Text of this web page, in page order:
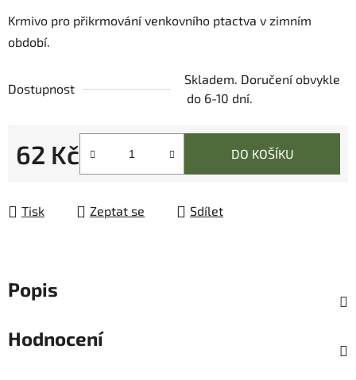
Krmivo pro přikrmování venkovního ptactva v zimním
období.
Dostupnost
Skladem. Doručení obvykle
do 6-10 dní.
62 Kč
Měrná cena:
DO KOŠÍKU
Tisk Zeptat se Sdílet
Popis
Hodnocení